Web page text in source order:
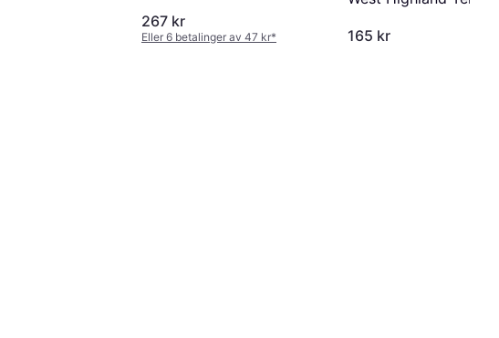
267 kr
Eller 6 betalinger av 47 kr*
165 kr